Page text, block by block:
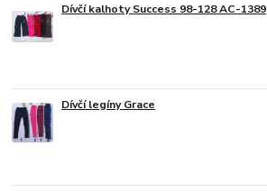
Dívčí kalhoty Success 98-128 AC-1389
Dívčí legíny Grace